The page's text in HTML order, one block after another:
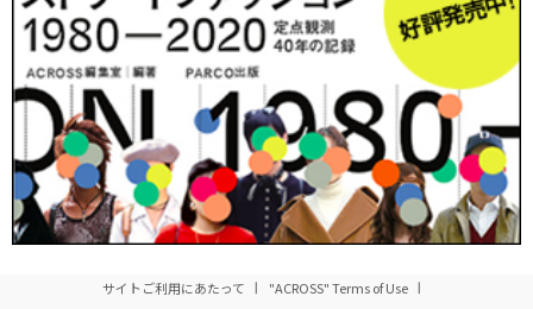
を見ていいなと思いました。
身長が低いので、ソックスをパンツと組み合わせる時
は、短めソックスを選ぶことが多いです。長めなソック
スの時は、足を出してタイツ＋白ソックスや黒タイツ＋
白ソックスのようなスタイリングをします。
白ソックスは履くだけでレトロな雰囲気の今年っぽさを
だせるアイテム。白ソックスをプラスすることで、去年
の服も絶妙なレトロ感がでて着回しができます。
サイトご利用にあたって "ACROSS" Terms of Use